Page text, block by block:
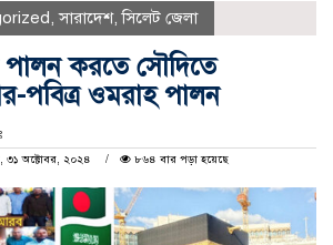
,সারাদেশ,সিলেট জেলা
পালন করতে সৌদিতে
পবিত্র ওমরাহ পালন
৩১ অক্টোবর, ২০২৪
৮৬৪ বার পড়া হয়েছে